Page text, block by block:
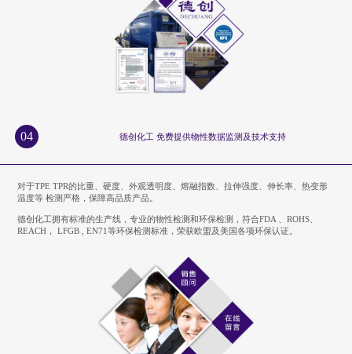
04 德创化工 免费提供物性数据监测及技术支持
对于TPE TPR的比重、硬度、外观透明度、熔融指数、拉伸强度、伸长率、热变形
温度等 检测严格，保障高品质产品。
德创化工拥有标准的生产线，专业的物性检测和环保检测，符合FDA 、ROHS、
REACH， LFGB , EN71等环保检测标准，荣获欧盟及美国各项环保认证。